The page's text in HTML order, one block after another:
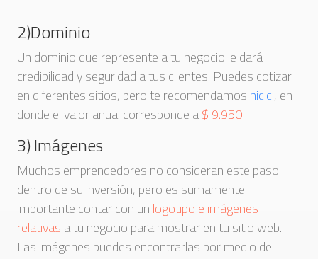
2)Dominio
Un dominio que represente a tu negocio le dará
credibilidad y seguridad a tus clientes. Puedes cotizar
en diferentes sitios, pero te recomendamos nic.cl, en
donde el valor anual corresponde a$ 9.950.
3) Imágenes
Muchos emprendedores no consideran este paso
dentro de su inversión, pero es sumamente
importante contar con un logotipo e imágenes
relativas a tu negocio para mostrar en tu sitio web.
Las imágenes puedes encontrarlas por medio de